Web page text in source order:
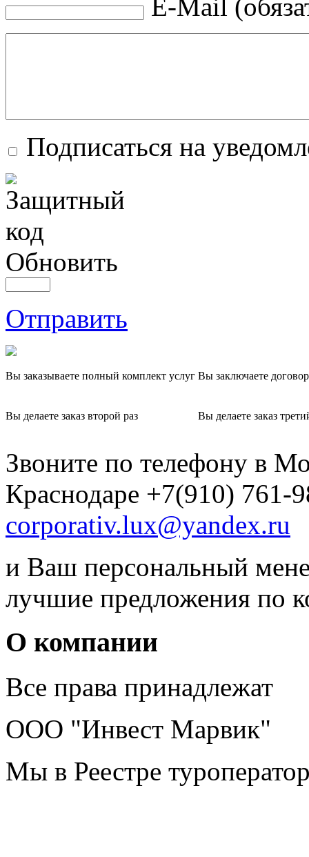
E-Mail
Подписаться на
Обновить
Отправить
Вы заказываете полный комплект услуг Вы заключаете
Вы делаете заказ второй раз Вы делаете заказ
Звоните по телефону в
Краснодаре +7(910)
corporativ.lux@yandex.ru
и Ваш персональный
лучшие предложения по
О компании
Все права принадлежат
ООО "Инвест Марвик"
Мы в Реестре